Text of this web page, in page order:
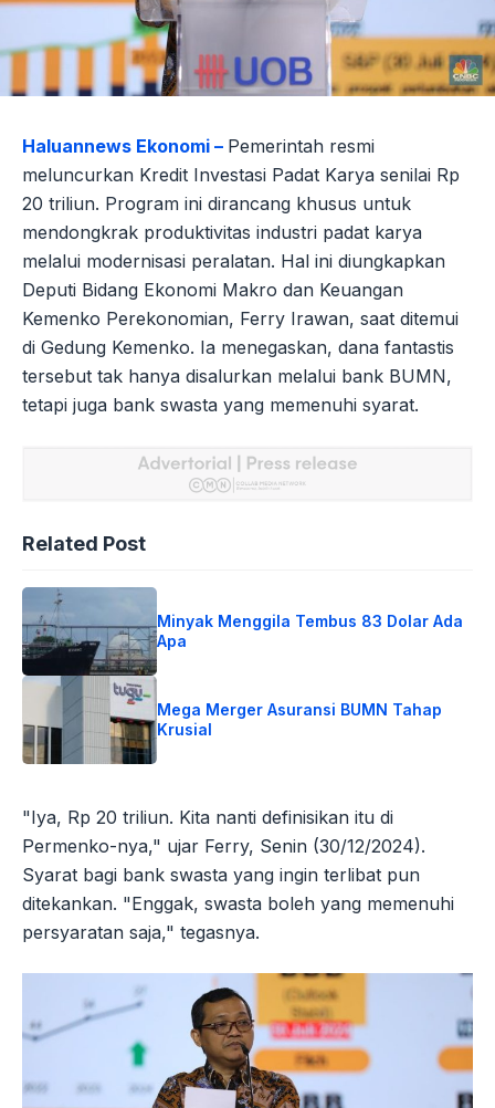
Haluannews Ekonomi – Pemerintah resmi
meluncurkan Kredit Investasi Padat Karya senilai Rp
20 triliun. Program ini dirancang khusus untuk
mendongkrak produktivitas industri padat karya
melalui modernisasi peralatan. Hal ini diungkapkan
Deputi Bidang Ekonomi Makro dan Keuangan
Kemenko Perekonomian, Ferry Irawan, saat ditemui
di Gedung Kemenko. Ia menegaskan, dana fantastis
tersebut tak hanya disalurkan melalui bank BUMN,
tetapi juga bank swasta yang memenuhi syarat.
Related Post
Minyak Menggila Tembus 83 Dolar Ada
Apa
Mega Merger Asuransi BUMN Tahap
Krusial
"Iya, Rp 20 triliun. Kita nanti definisikan itu di
Permenko-nya," ujar Ferry, Senin (30/12/2024).
Syarat bagi bank swasta yang ingin terlibat pun
ditekankan. "Enggak, swasta boleh yang memenuhi
persyaratan saja," tegasnya.